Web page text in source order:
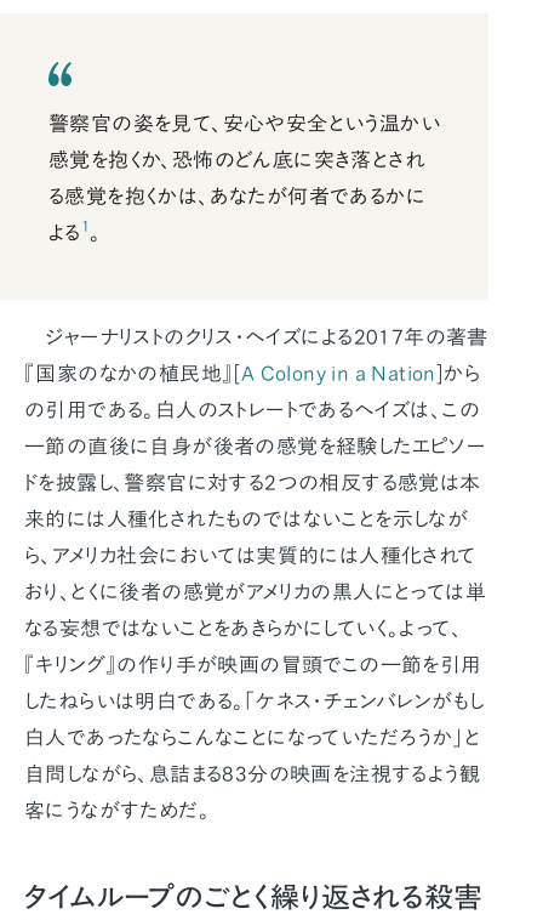
警察官の姿を見て、安心や安全という温かい
感覚を抱くか、恐怖のどん底に突き落とされ
る感覚を抱くかは、あなたが何者であるかに
よる 1 。
ジャーナリストのクリス・ヘイズによる2017年の著書
『国家のなかの植民地』[ A Colony in a Nation ]から
の引用である。白人のストレートであるヘイズは、この
一節の直後に自身が後者の感覚を経験したエピソー
ドを披露し、警察官に対する2つの相反する感覚は本
来的には人種化されたものではないことを示しなが
ら、アメリカ社会においては実質的には人種化されて
おり、とくに後者の感覚がアメリカの黒人にとっては単
なる妄想ではないことをあきらかにしていく。よって、
『キリング』の作り手が映画の冒頭でこの一節を引用
したねらいは明白である。「ケネス・チェンバレンがもし
白人であったならこんなことになっていただろうか」と
自問しながら、息詰まる83分の映画を注視するよう観
客にうながすためだ。
タイムループのごとく繰り返される殺害